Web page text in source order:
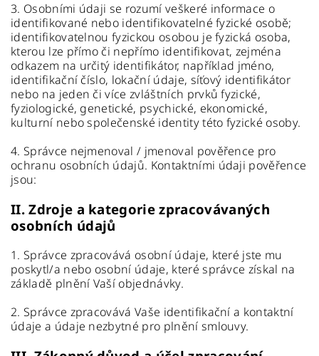
3. Osobními údaji se rozumí veškeré informace o
identifikované nebo identifikovatelné fyzické osobě;
identifikovatelnou fyzickou osobou je fyzická osoba,
kterou lze přímo či nepřímo identifikovat, zejména
odkazem na určitý identifikátor, například jméno,
identifikační číslo, lokační údaje, síťový identifikátor
nebo na jeden či více zvláštních prvků fyzické,
fyziologické, genetické, psychické, ekonomické,
kulturní nebo společenské identity této fyzické osoby.
4. Správce nejmenoval / jmenoval pověřence pro
ochranu osobních údajů. Kontaktními údaji pověřence
jsou:
II.Zdroje a kategorie zpracovávaných
osobních údajů
1. Správce zpracovává osobní údaje, které jste mu
poskytl/a nebo osobní údaje, které správce získal na
základě plnění Vaší objednávky.
2. Správce zpracovává Vaše identifikační a kontaktní
údaje a údaje nezbytné pro plnění smlouvy.